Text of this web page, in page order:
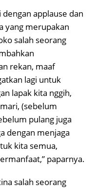
applause dan
yang merupakan
salah seorang
rekan, maaf
lagi untuk
lapak kita nggih,
(sebelum
pulang juga
dengan menjaga
kita semua,
paparnya.
salah seorang